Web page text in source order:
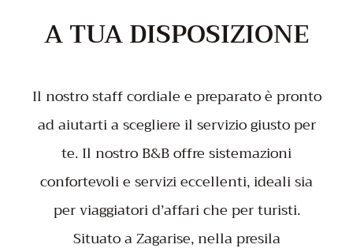
A TUA DISPOSIZIONE
Il nostro staff cordiale e preparato è pronto
ad aiutarti a scegliere il servizio giusto per
te. Il nostro B&B offre sistemazioni
confortevoli e servizi eccellenti, ideali sia
per viaggiatori d’affari che per turisti.
Situato a Zagarise, nella presila